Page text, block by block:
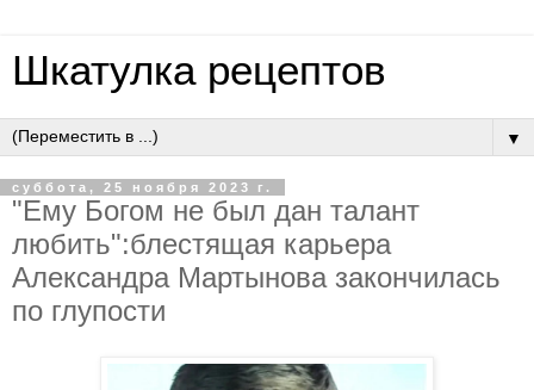
Шкатулка рецептов
▼
суббота, 25 ноября 2023 г.
"Ему Богом не был дан талант
любить":блестящая карьера
Александра Мартынова закончилась
по глупости